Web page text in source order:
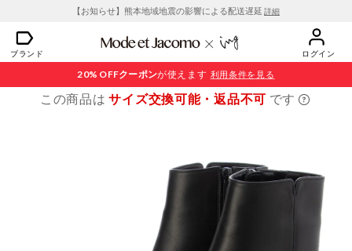
【お知らせ】熊本地域地震の影響による配送遅延 詳細
ブランド ログイン
20% OFFクーポンが使えます 利用条件を見る
この商品はサイズ交換可能・返品不可 です